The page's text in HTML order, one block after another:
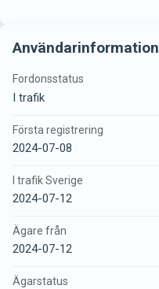
Användarinformation
Fordonsstatus
I trafik
Första registrering
2024-07-08
I trafik Sverige
2024-07-12
Ägare från
2024-07-12
Ägarstatus